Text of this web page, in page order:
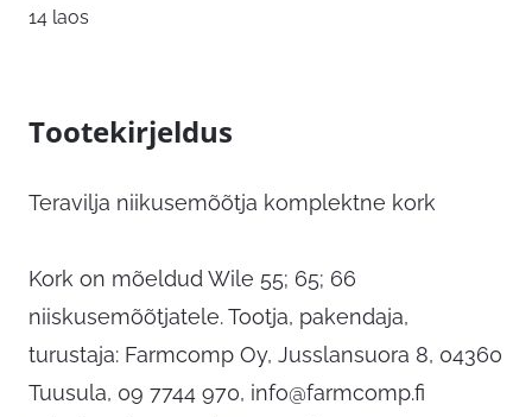
14 laos
Tootekirjeldus
Teravilja niikusemõõtja komplektne kork
Kork on mõeldud Wile 55; 65; 66
niiskusemõõtjatele. Tootja, pakendaja,
turustaja: Farmcomp Oy, Jusslansuora 8, 04360
Tuusula, 09 7744 970, info@farmcomp.fi